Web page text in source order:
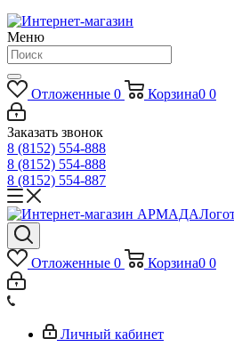
Меню
Отложенные 0 Корзина0 0
Заказать звонок
8 (8152) 554-888
8 (8152) 554-888
8 (8152) 554-887
Отложенные 0 Корзина0 0
Личный кабинет